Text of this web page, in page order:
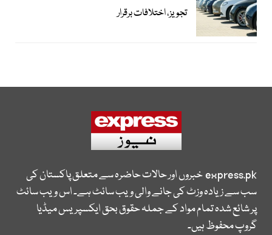
تجویز، اختلافات برقرار
express.pkخبروں اور حالات حاضرہ سے متعلق پاکستان کی
سب سے زیادہ وزٹ کی جانے والی ویب سائٹ ہے۔ اس ویب سائٹ
پر شائع شدہ تمام مواد کے جملہ حقوق بحق ایکسپریس میڈیا
گروپ محفوظ ہیں۔